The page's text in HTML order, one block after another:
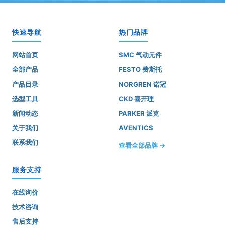
快速导航
网站首页
全部产品
产品目录
选型工具
新闻动态
关于我们
联系我们
热门品牌
SMC 气动元件
FESTO 费斯托
NORGREN 诺冠
CKD 喜开理
PARKER 派克
AVENTICS
查看全部品牌 →
服务支持
在线询价
技术咨询
售后支持